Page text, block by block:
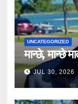
UNCATEGORIZED
मान्छे, मान्छे
JUL 30, 2026